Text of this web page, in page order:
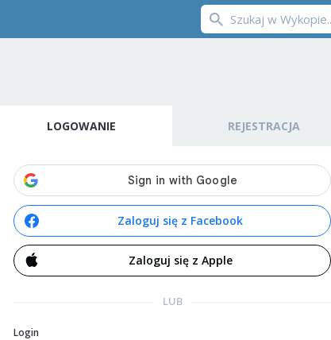
LOGOWANIE REJESTRACJA
Zaloguj się z Facebook
Zaloguj się z Apple
LUB
Login